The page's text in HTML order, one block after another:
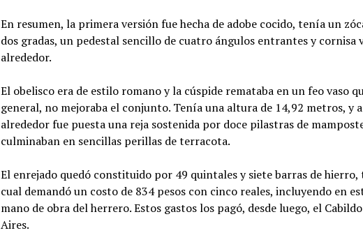
En resumen, la primera versión fue hecha de adobe cocido, tenía un
dos gradas, un pedestal sencillo de cuatro ángulos entrantes y cornisa
alrededor.
El obelisco era de estilo romano y la cúspide remataba en un feo vaso
general, no mejoraba el conjunto. Tenía una altura de 14,92 metros, y
alrededor fue puesta una reja sostenida por doce pilastras de
culminaban en sencillas perillas de terracota.
El enrejado quedó constituido por 49 quintales y siete barras de hierro,
cual demandó un costo de 834 pesos con cinco reales, incluyendo en
mano de obra del herrero. Estos gastos los pagó, desde luego, el
Aires.